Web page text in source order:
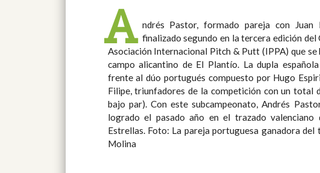
A ndrés Pastor, formado pareja con Juan
finalizado segundo en la tercera edición del
Asociación Internacional Pitch & Putt (IPPA) que se
campo alicantino de El Plantío. La dupla española nada pudo hacer
frente al dúo portugués compuesto por Hugo
Filipe, triunfadores de la competición con un total de
bajo par). Con este subcampeonato, Andrés Pastor repite el puesto
logrado el pasado año en el trazado valenciano
Estrellas. Foto: La pareja portuguesa ganadora del torneo / Fernando
Molina